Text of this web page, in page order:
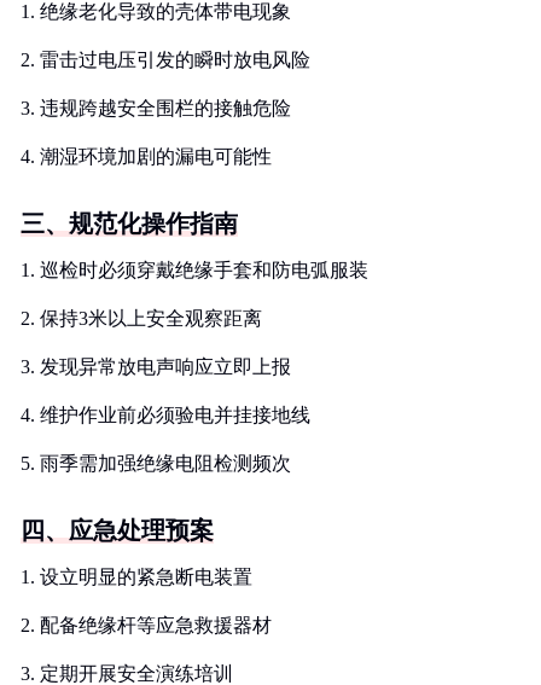
1. 绝缘老化导致的壳体带电现象
2. 雷击过电压引发的瞬时放电风险
3. 违规跨越安全围栏的接触危险
4. 潮湿环境加剧的漏电可能性
三、规范化操作指南
1. 巡检时必须穿戴绝缘手套和防电弧服装
2. 保持3米以上安全观察距离
3. 发现异常放电声响应立即上报
4. 维护作业前必须验电并挂接地线
5. 雨季需加强绝缘电阻检测频次
四、应急处理预案
1. 设立明显的紧急断电装置
2. 配备绝缘杆等应急救援器材
3. 定期开展安全演练培训